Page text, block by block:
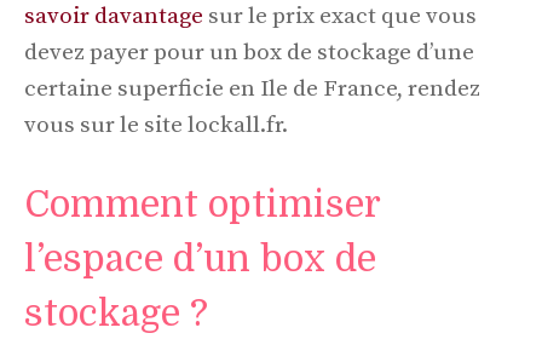
savoir davantage sur le prix exact que vous
devez payer pour un box de stockage d’une
certaine superficie en Ile de France, rendez
vous sur le site lockall.fr.
Comment optimiser
l’espace d’un box de
stockage ?